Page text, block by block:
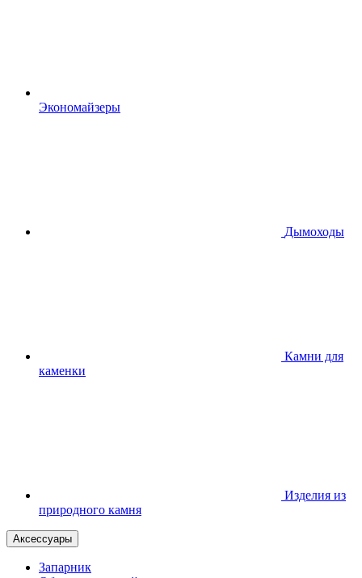
Экономайзеры
Дымоходы
Камни для
каменки
Изделия из
природного камня
Аксессуары
Запарник